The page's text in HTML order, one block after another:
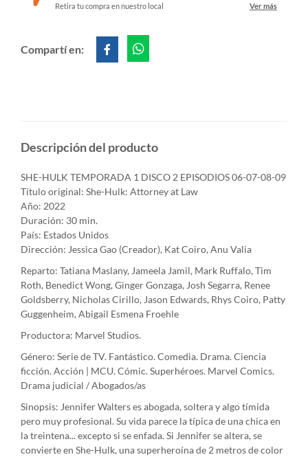
Retira tu compra en nuestro local Ver más
Compartí en:
Descripción del producto
SHE-HULK TEMPORADA 1 DISCO 2 EPISODIOS 06-07-08-09
Título original: She-Hulk: Attorney at Law
Año: 2022
Duración: 30 min.
País: Estados Unidos
Dirección: Jessica Gao (Creador), Kat Coiro, Anu Valia
Reparto: Tatiana Maslany, Jameela Jamil, Mark Ruffalo, Tim
Roth, Benedict Wong, Ginger Gonzaga, Josh Segarra, Renee
Goldsberry, Nicholas Cirillo, Jason Edwards, Rhys Coiro, Patty
Guggenheim, Abigail Esmena Froehle
Productora: Marvel Studios.
Género: Serie de TV. Fantástico. Comedia. Drama. Ciencia
ficción. Acción | MCU. Cómic. Superhéroes. Marvel Comics.
Drama judicial / Abogados/as
Sinopsis: Jennifer Walters es abogada, soltera y algo tímida
pero muy profesional. Su vida parece la típica de una chica en
la treintena... excepto si se enfada. Si Jennifer se altera, se
convierte en She-Hulk, una superheroína de 2 metros de color